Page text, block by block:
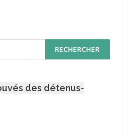
des détenus-